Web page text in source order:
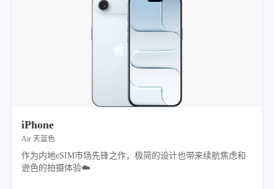
iPhone
Air 天蓝色
作为内地eSIM市场先锋之作，极简的设计也带来续航焦虑和
逊色的拍摄体验☁️